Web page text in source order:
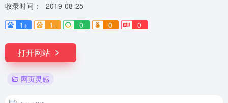
收录时间：
2019-08-25
1+
1- 0 0 0
打开网站
网页灵感